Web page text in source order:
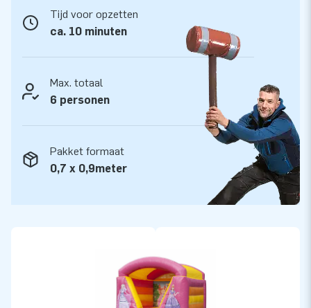
van onze professionele service en levering. Zij noemen ons
ook wel creators of greatness.
Tijd voor opzetten
ca. 10 minuten
Max. totaal
6 personen
Pakket formaat
0,7 x 0,9meter